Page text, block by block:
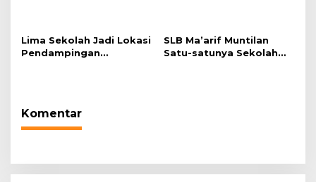
Perairan Selayar
Lima Sekolah Jadi Lokasi
Pendampingan
SLB Ma’arif Muntilan
Satu-satunya Sekolah
Komentar